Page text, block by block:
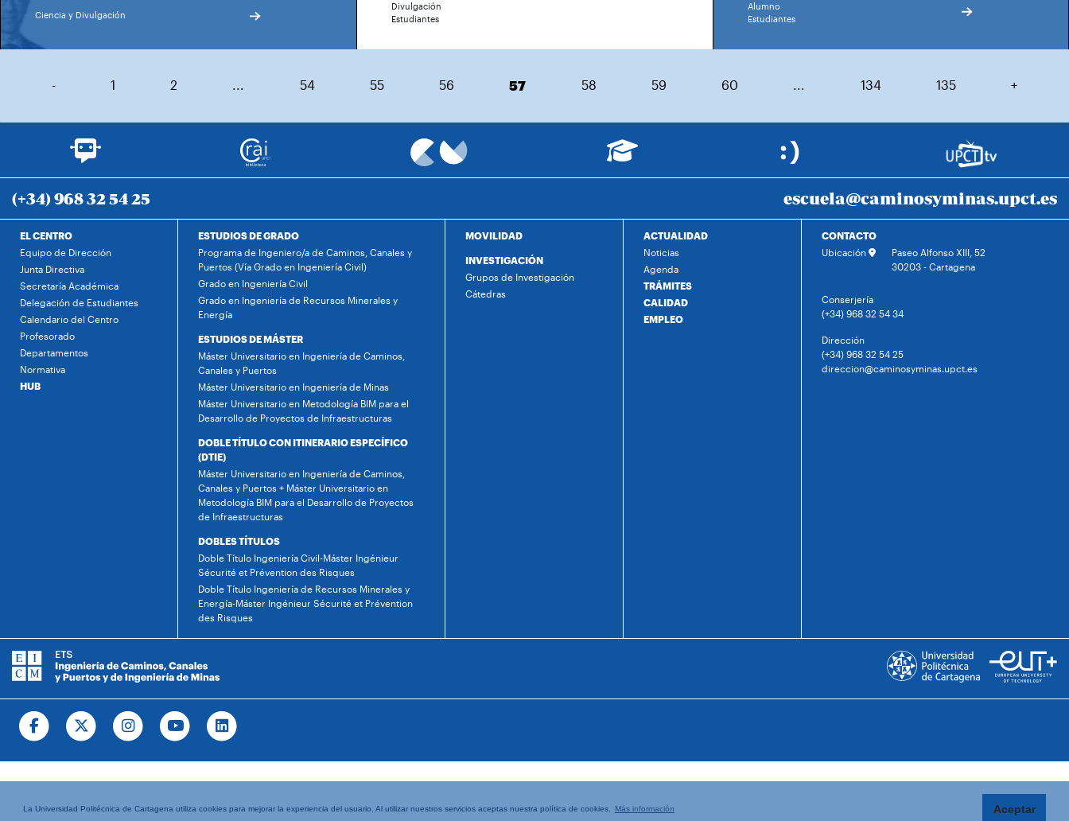
La Universidad Politécnica de Cartagena utiliza cookies para mejorar la experiencia del usuario. Al utilizar nuestros servicios aceptas nuestra política de cookies. Más información Aceptar
Ciencia y Divulgación
Divulgación
Estudiantes
Alumno
Estudiantes
- 1 2 ... 54 55 56 57 58 59 60 ... 134 135 +
(+34) 968 32 54 25 escuela@caminosyminas.upct.es
EL CENTRO
Equipo de Dirección
Junta Directiva
Secretaría Académica
Delegación de Estudiantes
Calendario del Centro
Profesorado
Departamentos
Normativa
HUB
ESTUDIOS DE GRADO
Programa de Ingeniero/a de Caminos, Canales y
Puertos (Vía Grado en Ingeniería Civil)
Grado en Ingeniería Civil
Grado en Ingeniería de Recursos Minerales y
Energía
ESTUDIOS DE MÁSTER
Máster Universitario en Ingeniería de Caminos,
Canales y Puertos
Máster Universitario en Ingeniería de Minas
Máster Universitario en Metodología BIM para el
Desarrollo de Proyectos de Infraestructuras
DOBLE TÍTULO CON ITINERARIO ESPECÍFICO
(DTIE)
Máster Universitario en Ingeniería de Caminos,
Canales y Puertos + Máster Universitario en
Metodología BIM para el Desarrollo de Proyectos
de Infraestructuras
DOBLES TÍTULOS
Doble Título Ingeniería Civil-Máster Ingénieur
Sécurité et Prévention des Risques
Doble Título Ingeniería de Recursos Minerales y
Energía-Máster Ingénieur Sécurité et Prévention
des Risques
MOVILIDAD
INVESTIGACIÓN
Grupos de Investigación
Cátedras
ACTUALIDAD
Noticias
Agenda
TRÁMITES
CALIDAD
EMPLEO
CONTACTO
Ubicación
Paseo Alfonso XIII, 52
30203 - Cartagena
Conserjería
(+34) 968 32 54 34
Dirección
(+34) 968 32 54 25
direccion@caminosyminas.upct.es